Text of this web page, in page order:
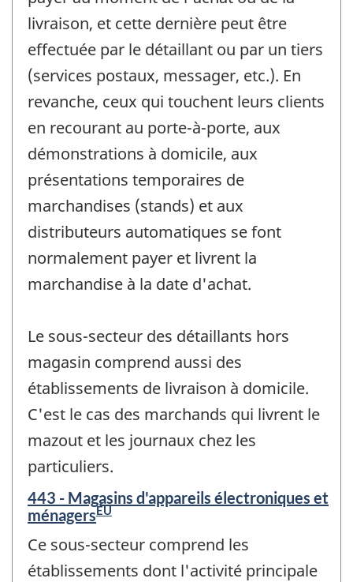
livraison, et cette dernière peut être
effectuée par le détaillant ou par un tiers
(services postaux, messager, etc.). En
revanche, ceux qui touchent leurs clients
en recourant au porte-à-porte, aux
démonstrations à domicile, aux
présentations temporaires de
marchandises (stands) et aux
distributeurs automatiques se font
normalement payer et livrent la
marchandise à la date d'achat.
Le sous-secteur des détaillants hors
magasin comprend aussi des
établissements de livraison à domicile.
C'est le cas des marchands qui livrent le
mazout et les journaux chez les
particuliers.
443 - Magasins d'appareils électroniques et
ménagersÉU
Ce sous-secteur comprend les
établissements dont l'activité principale